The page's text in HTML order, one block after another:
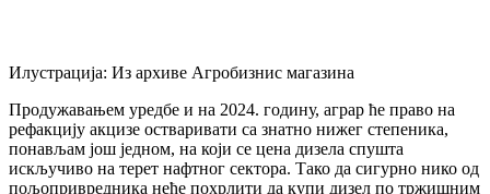
Илустрација: Из архиве Агробизнис магазина
Продужавањем уредбе и на 2024. годину, аграр ће право на
рефакцију акцизе остваривати са знатно нижег степеника,
понављам још једном, на који се цена дизела спушта
искључиво на терет нафтног сектора. Тако да сигурно нико од
пољопривредника неће похрлити да купи дизел по тржишним